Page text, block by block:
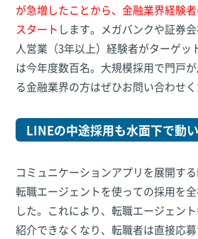
が急増したことから、金融業界経験
スタート します。メガバンクや証券
人営業（3年以上）経験者がターゲッ
は今年度数百名。大規模採用で門戸
る金融業界の方はぜひお問い合わせく
LINEの中途採用も水面下で動
コミュニケーションアプリを展開す
転職エージェントを使っての採用を
した。これにより、転職エージェン
紹介できなくなり、転職者は直接応